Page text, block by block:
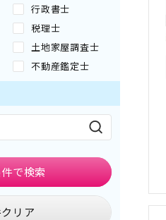
行政書士
税理士
土地家屋調査士
不動産鑑定士
リア
で検索